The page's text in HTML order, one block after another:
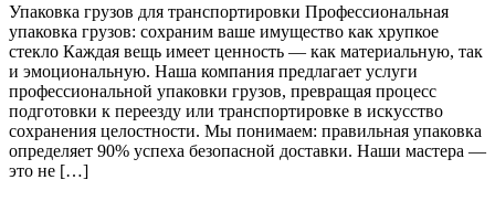
Упаковка грузов для транспортировки Профессиональная
упаковка грузов: сохраним ваше имущество как хрупкое
стекло Каждая вещь имеет ценность — как материальную, так
и эмоциональную. Наша компания предлагает услуги
профессиональной упаковки грузов, превращая процесс
подготовки к переезду или транспортировке в искусство
сохранения целостности. Мы понимаем: правильная упаковка
определяет 90% успеха безопасной доставки. Наши мастера —
это не […]